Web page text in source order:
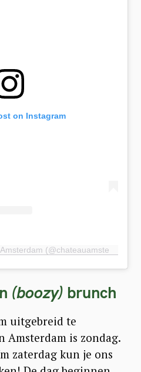
on Instagram
(boozy) brunch
uitgebreid te
is zondag.
zaterdag kun je ons